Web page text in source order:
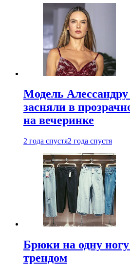
Модель
засняли в
на вечеринке
2 года спустя2 года спустя
Брюки на одну
трендом